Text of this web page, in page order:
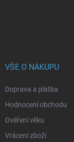
VŠE O NÁKUPU
Doprava a platba
Hodnocení obchodu
Ověření věku
Vrácení zboží